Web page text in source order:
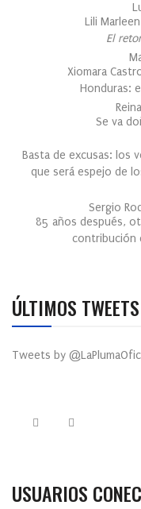
Lili
El
Xiomara
Honduras:
Se va
Basta de excusas: los
que será espejo de
Sergio
85 años después,
contribución
ÚLTIMOS TWEETS
Tweets by
USUARIOS